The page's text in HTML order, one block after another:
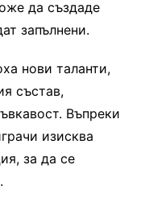
да създаде
запълнени.
нови таланти,
състав,
Въпреки
изисква
за да се